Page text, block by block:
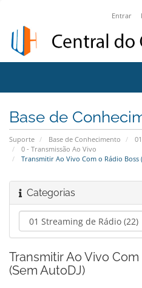
Entrar
Base de
Suporte Base de Conhecimento
0 - Transmissão Ao Vivo
Transmitir Ao Vivo Com o Rádio Boss
Categorias
Transmitir Ao Vivo Com
(Sem AutoDJ)